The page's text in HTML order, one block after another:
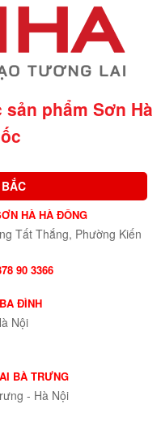
phẩm Sơn Hà
HÀ HÀ ĐÔNG
Tất Thắng, Phường Kiến
90 3366
ĐÌNH
Nội
BÀ TRƯNG
- Hà Nội